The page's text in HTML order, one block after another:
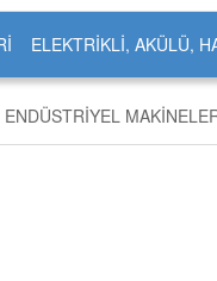
ELEKTRİKLİ, AKÜLÜ,
ENDÜSTRİYEL